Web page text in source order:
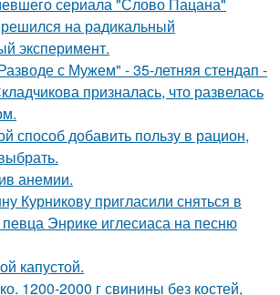
на радикальный
эксперимент.
с Мужем" - 35-летняя стендап -
призналась, что развелась
способ добавить пользу в рацион,
анемии.
Курникову пригласили сняться в
певца Энрике иглесиаса на песню
капустой.
1200-2000 г свинины без костей,